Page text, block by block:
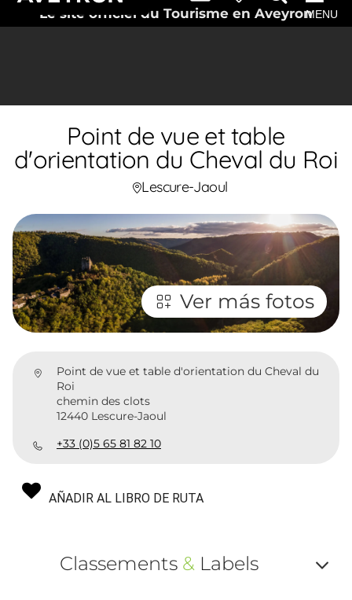
Le site officiel du Tourisme en AveyronMENU
Point de vue et table
d'orientation du Cheval du Roi
Lescure-Jaoul
Ver más fotos
Point de vue et table d'orientation du Cheval du
Roi
chemin des clots
12440 Lescure-Jaoul
+33 (0)5 65 81 82 10
AÑADIR AL LIBRO DE RUTA
Classements &Labels